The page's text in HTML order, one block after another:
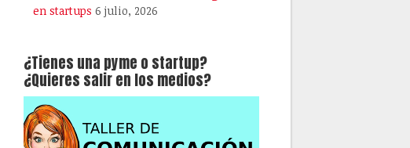
en startups 6 julio, 2026
¿Tienes una pyme o startup?
¿Quieres salir en los medios?